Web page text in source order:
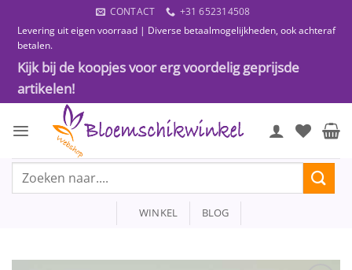
naar
inhoud
CONTACT
+31 652314508
Levering uit eigen voorraad | Diverse betaalmogelijkheden, ook achteraf
betalen.
Kijk bij de koopjes voor erg voordelig geprijsde
artikelen!
Zoeken
WINKEL BLOG